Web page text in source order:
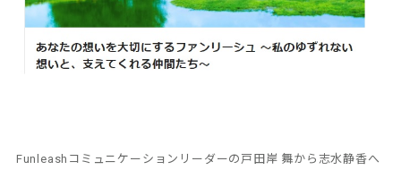
Funleashコミュニケーションリーダーの戸田岸 舞から志水静香へ